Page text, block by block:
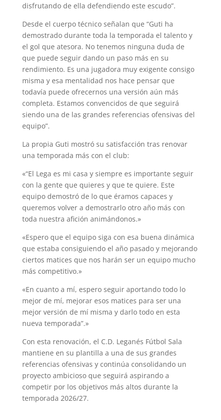
disfrutando de ella defendiendo este escudo”.
Desde el cuerpo técnico señalan que “Guti ha
demostrado durante toda la temporada el talento y
el gol que atesora. No tenemos ninguna duda de
que puede seguir dando un paso más en su
rendimiento. Es una jugadora muy exigente consigo
misma y esa mentalidad nos hace pensar que
todavía puede ofrecernos una versión aún más
completa. Estamos convencidos de que seguirá
siendo una de las grandes referencias ofensivas del
equipo”.
La propia Guti mostró su satisfacción tras renovar
una temporada más con el club:
«“El Lega es mi casa y siempre es importante seguir
con la gente que quieres y que te quiere. Este
equipo demostró de lo que éramos capaces y
queremos volver a demostrarlo otro año más con
toda nuestra afición animándonos.»
«Espero que el equipo siga con esa buena dinámica
que estaba consiguiendo el año pasado y mejorando
ciertos matices que nos harán ser un equipo mucho
más competitivo.»
«En cuanto a mí, espero seguir aportando todo lo
mejor de mí, mejorar esos matices para ser una
mejor versión de mí misma y darlo todo en esta
nueva temporada”.»
Con esta renovación, el C.D. Leganés Fútbol Sala
mantiene en su plantilla a una de sus grandes
referencias ofensivas y continúa consolidando un
proyecto ambicioso que seguirá aspirando a
competir por los objetivos más altos durante la
temporada 2026/27.